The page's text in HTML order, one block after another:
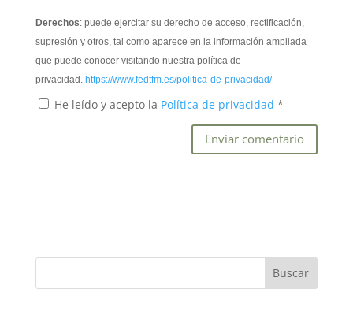
Derechos: puede ejercitar su derecho de acceso, rectificación,
supresión y otros, tal como aparece en la información ampliada
que puede conocer visitando nuestra política de
privacidad. https://www.fedtfm.es/politica-de-privacidad/
He leído y acepto la Política de privacidad *